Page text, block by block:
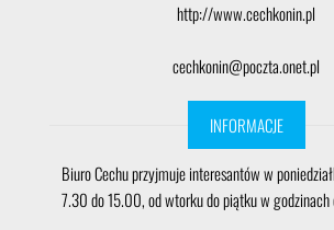
http://www.cechkonin.pl
cechkonin@poczta.onet.pl
INFORMACJE
Biuro Cechu przyjmuje interesantów w
7.30 do 15.00, od wtorku do piątku w